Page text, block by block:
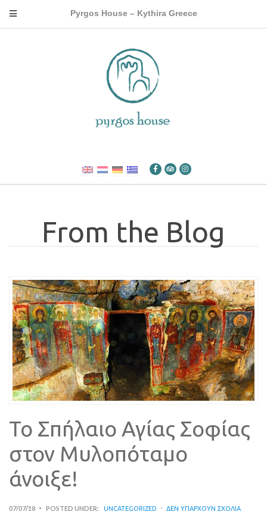
Pyrgos House – Kythira Greece
From the Blog
Το Σπήλαιο Αγίας Σοφίας
στον Μυλοπόταμο
άνοιξε!
07/07/18 POSTED UNDER: UNCATEGORIZED ΔΕΝ ΥΠΆΡΧΟΥΝ ΣΧΌΛΙΑ